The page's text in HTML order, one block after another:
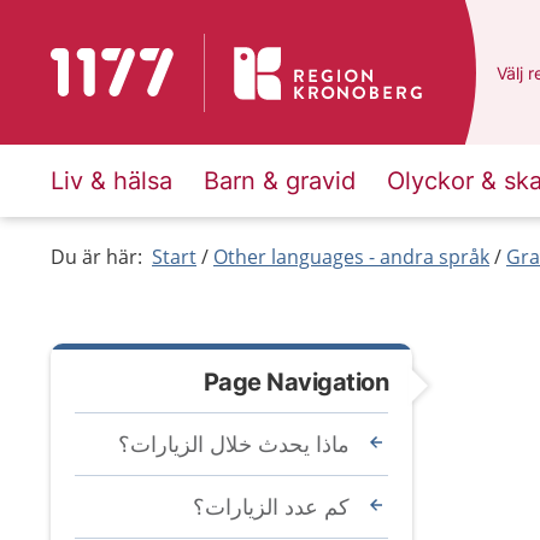
To start page for 1177 Du
Välj
Liv & hälsa Barn & gravid Olyckor &
Du är här: Start Other languages - andra språk
Page Navigation
ماذا يحدث خلال الزيارات؟
كم عدد الزيارات؟